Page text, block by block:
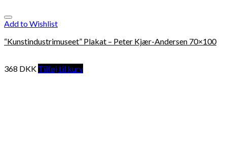
Add to Wishlist
“Kunstindustrimuseet” Plakat – Peter Kjær-Andersen 70×100
368 DKK Tilføj til kurv